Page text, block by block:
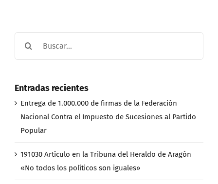
Entradas recientes
Entrega de 1.000.000 de firmas de la Federación
Nacional Contra el Impuesto de Sucesiones al Partido
Popular
191030 Artículo en la Tribuna del Heraldo de Aragón
«No todos los políticos son iguales»